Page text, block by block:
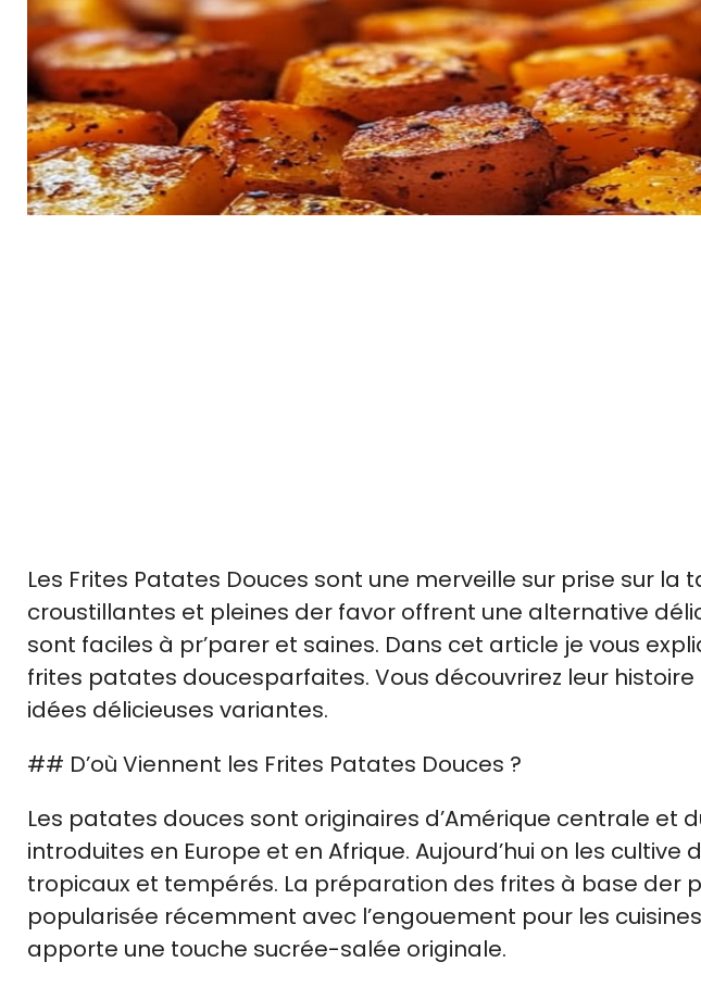
Les Frites Patates Douces sont une merveille sur prise sur la
croustillantes et pleines der favor offrent une alternative
sont faciles à pr’parer et saines. Dans cet article je vous
frites patates doucesparfaites. Vous découvrirez leur
idées délicieuses variantes.
## D’où Viennent les Frites Patates Douces ?
Les patates douces sont originaires d’Amérique centrale et
introduites en Europe et en Afrique. Aujourd’hui on les
tropicaux et tempérés. La préparation des frites à base der
popularisée récemment avec l’engouement pour les
apporte une touche sucrée-salée originale.